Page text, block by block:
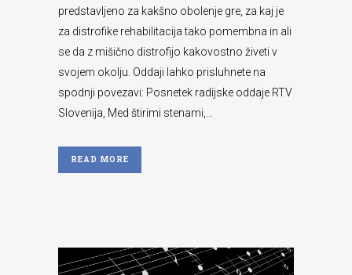
predstavljeno za kakšno obolenje gre, za kaj je
za distrofike rehabilitacija tako pomembna in ali
se da z mišično distrofijo kakovostno živeti v
svojem okolju. Oddaji lahko prisluhnete na
spodnji povezavi: Posnetek radijske oddaje RTV
Slovenija, Med štirimi stenami,...
READ MORE